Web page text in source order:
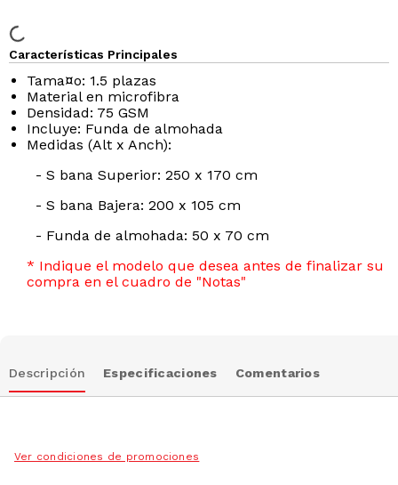
Características Principales
Tama¤o: 1.5 plazas
Material en microfibra
Densidad: 75 GSM
Incluye: Funda de almohada
Medidas (Alt x Anch):
- S bana Superior: 250 x 170 cm
- S bana Bajera: 200 x 105 cm
- Funda de almohada: 50 x 70 cm
* Indique el modelo que desea antes de finalizar su
compra en el cuadro de "Notas"
Descripción Especificaciones Comentarios
Ver condiciones de promociones